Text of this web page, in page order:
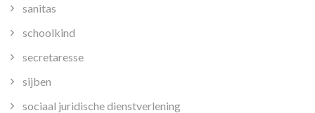
sanitas
schoolkind
secretaresse
sijben
sociaal juridische dienstverlening